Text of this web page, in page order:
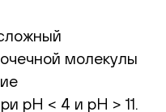
молекулы
pH < 4 и pH > 11.